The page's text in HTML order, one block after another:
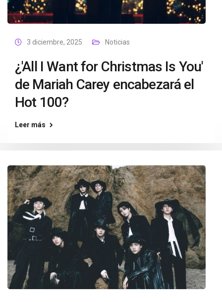
3 diciembre, 2025 Noticias
¿'All I Want for Christmas Is You'
de Mariah Carey encabezará el
Hot 100?
Leer más